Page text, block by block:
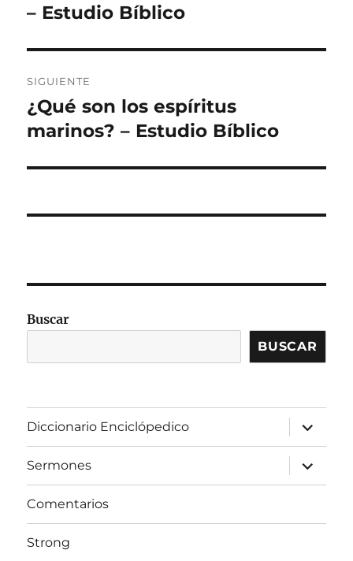
entradas
anterior:
– Estudio Bíblico
SIGUIENTE
Entrada
siguiente:
¿Qué son los espíritus
marinos? – Estudio Bíblico
Buscar
BUSCAR
Diccionario Enciclópedico
expandir
el
menú
inferior
Sermones
expandir
el
menú
Comentarios
Strong